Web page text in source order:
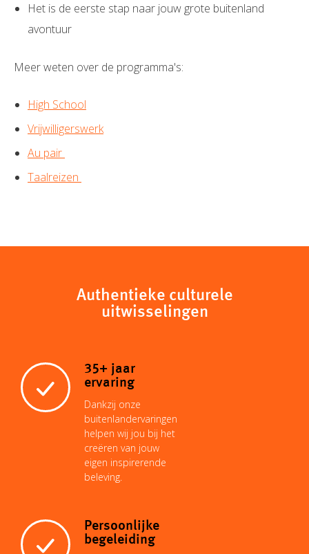
Het is de eerste stap naar jouw grote buitenland
avontuur
Meer weten over de programma's:
High School
Vrijwilligerswerk
Au pair
Taalreizen
Authentieke culturele
uitwisselingen
35+ jaar
ervaring
Dankzij onze
buitenlandervaringen
helpen wij jou bij het
creëren van jouw
eigen inspirerende
beleving.
Persoonlijke
begeleiding